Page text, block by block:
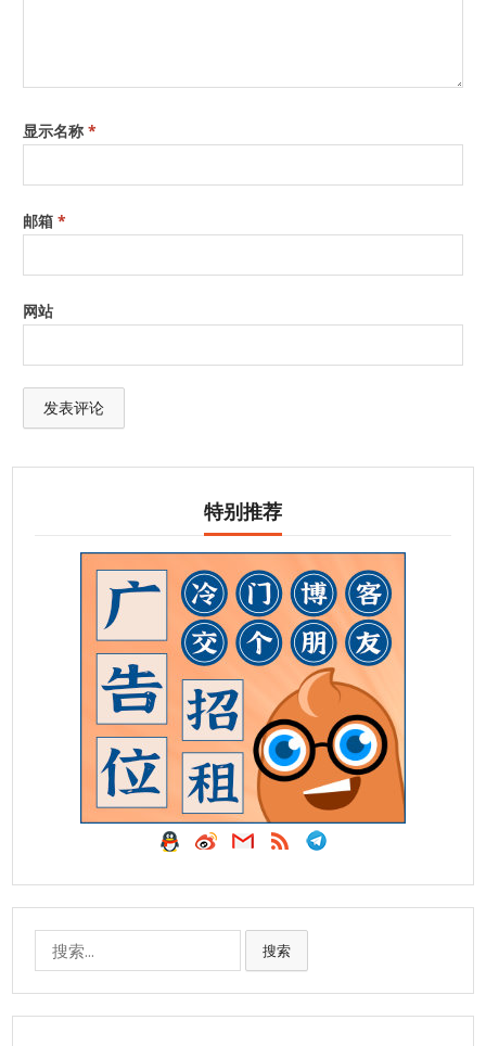
显示名称*
邮箱*
网站
特别推荐
搜索